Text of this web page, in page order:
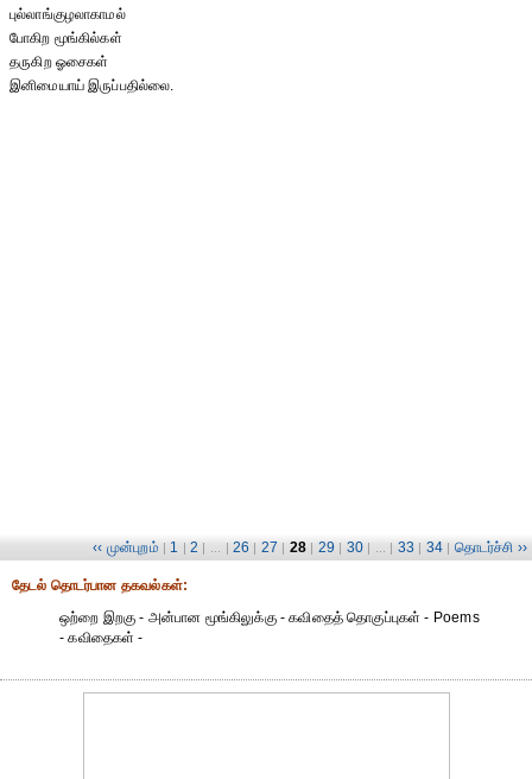
புல்லாங்குழலாகாமல்
போகிற மூங்கில்கள்
தருகிற ஓசைகள்
இனிமையாய் இருப்பதில்லை.
‹‹ முன்புறம் | 1 | 2 | ... | 26 | 27 | 28 | 29 | 30 | ... | 33 | 34 | தொடர்ச்சி ››
தேட‌ல் தொட‌ர்பான தகவ‌ல்க‌ள்:
ஒற்றை இறகு - அன்பான மூங்கிலுக்கு - கவிதைத் தொகுப்புகள் - Poems
- கவிதைகள் -